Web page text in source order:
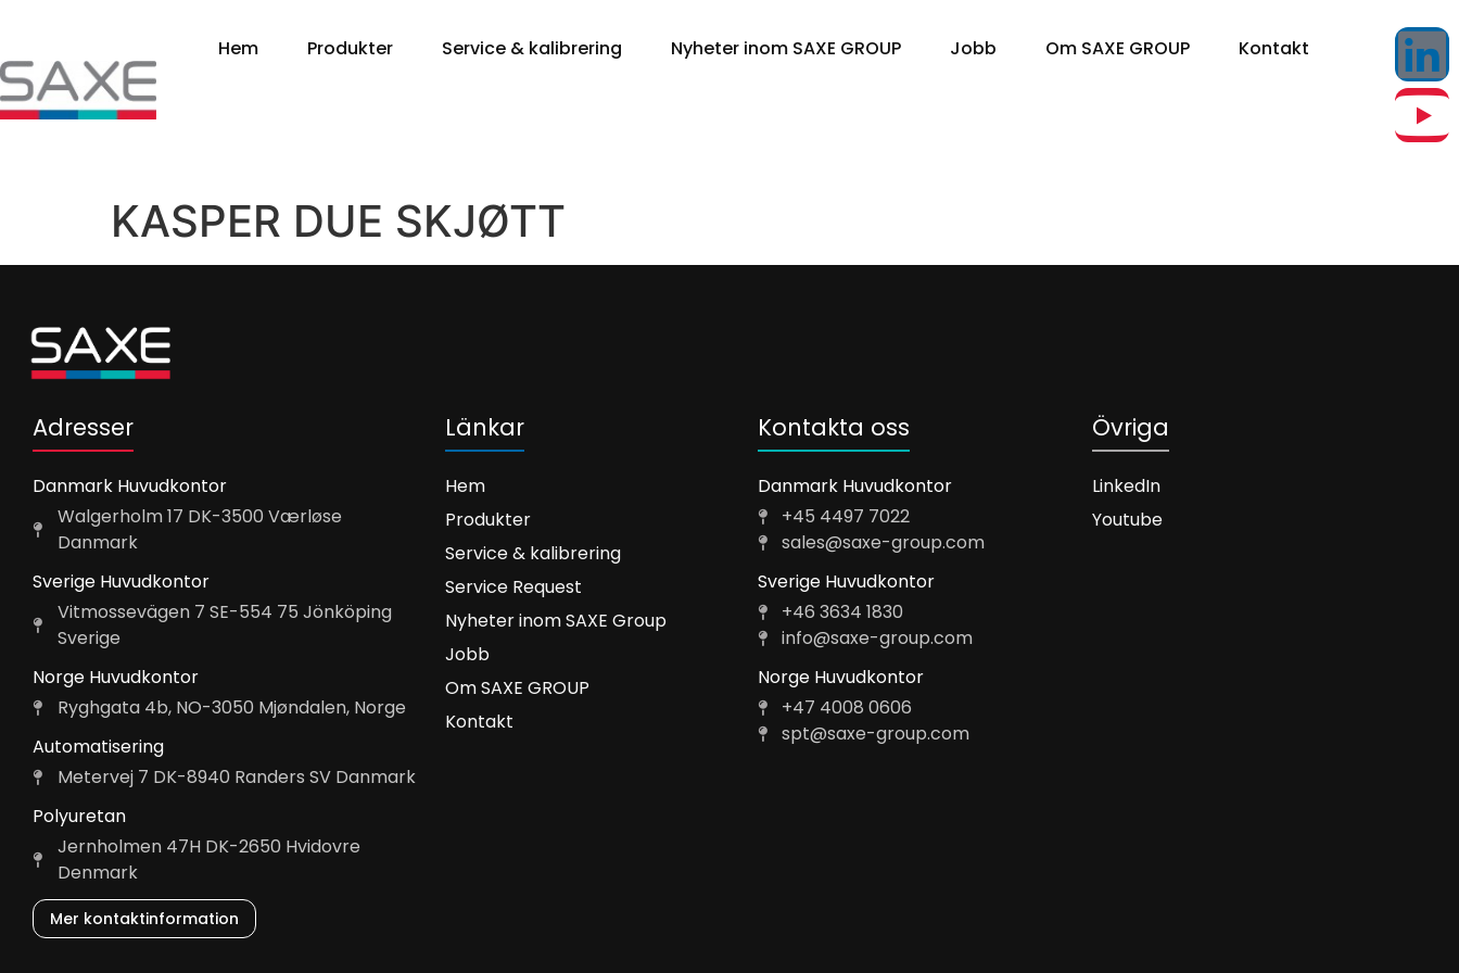
Hem Produkter Service & kalibrering Nyheter inom SAXE GROUP Jobb Om SAXE GROUP Kontakt
KASPER DUE SKJØTT
Adresser
Danmark Huvudkontor
Walgerholm 17 DK-3500 Værløse
Danmark
Sverige Huvudkontor
Vitmossevägen 7 SE-554 75 Jönköping
Sverige
Norge Huvudkontor
Ryghgata 4b, NO-3050 Mjøndalen, Norge
Automatisering
Metervej 7 DK-8940 Randers SV Danmark
Polyuretan
Jernholmen 47H DK-2650 Hvidovre
Denmark
Mer kontaktinformation
Länkar
Hem
Produkter
Service & kalibrering
Service Request
Nyheter inom SAXE Group
Jobb
Om SAXE GROUP
Kontakt
Kontakta oss
Danmark Huvudkontor
+45 4497 7022
sales@saxe-group.com
Sverige Huvudkontor
+46 3634 1830
info@saxe-group.com
Norge Huvudkontor
+47 4008 0606
spt@saxe-group.com
Övriga
LinkedIn
Youtube